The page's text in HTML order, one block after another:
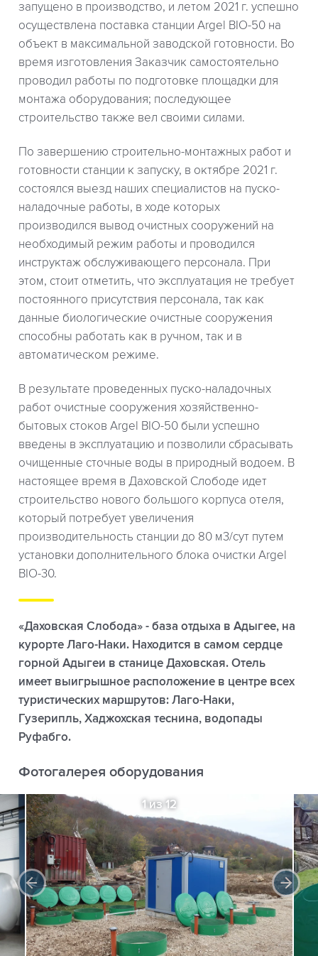
запущено в производство, и летом 2021 г. успешно
осуществлена поставка станции Argel BIO-50 на
объект в максимальной заводской готовности. Во
время изготовления Заказчик самостоятельно
проводил работы по подготовке площадки для
монтажа оборудования; последующее
строительство также вел своими силами.
По завершению строительно-монтажных работ и
готовности станции к запуску, в октябре 2021 г.
состоялся выезд наших специалистов на пуско-
наладочные работы, в ходе которых
производился вывод очистных сооружений на
необходимый режим работы и проводился
инструктаж обслуживающего персонала. При
этом, стоит отметить, что эксплуатация не требует
постоянного присутствия персонала, так как
данные биологические очистные сооружения
способны работать как в ручном, так и в
автоматическом режиме.
В результате проведенных пуско-наладочных
работ очистные сооружения хозяйственно-
бытовых стоков Argel BIO-50 были успешно
введены в эксплуатацию и позволили сбрасывать
очищенные сточные воды в природный водоем. В
настоящее время в Даховской Слободе идет
строительство нового большого корпуса отеля,
который потребует увеличения
производительность станции до 80 м3/сут путем
установки дополнительного блока очистки Argel
BIO-30.
«Даховская Слобода» - база отдыха в Адыгее, на
курорте Лаго-Наки. Находится в самом сердце
горной Адыгеи в станице Даховская. Отель
имеет выигрышное расположение в центре всех
туристических маршрутов: Лаго-Наки,
Гузерипль, Хаджохская теснина, водопады
Руфабго.
Фотогалерея оборудования
1 из 12